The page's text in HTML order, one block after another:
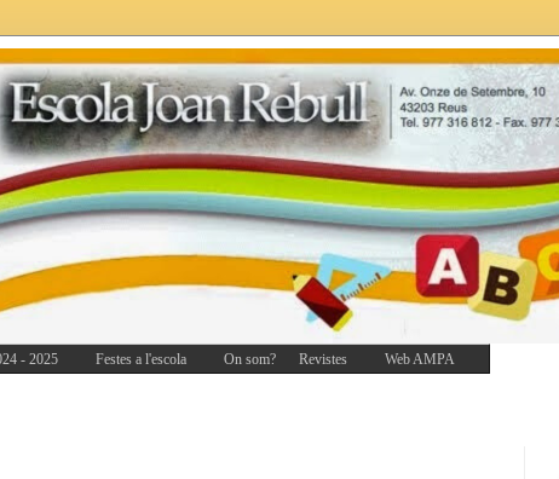
- 2025 Festes a l'escola On som? Revistes Web AMPA